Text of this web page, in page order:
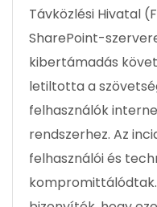
Távközlési Hivatal
SharePoint-
kibertámadás
letiltotta a
felhasználók
rendszerhez. Az
felhasználói és